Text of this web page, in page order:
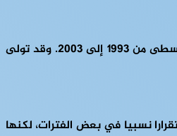
ومن ثم تناول الأستاذ أحمد توم في مداخلته الحديث عن مرحلة حكم الرئيس أنجي فيليكس باتاسيه (1937-2011) وهو أول رئيس منتخب في جمهورية إفريقيا الوسطى من 1993 إلى 2003. وقد تولى
خلال فترة حكمه، شهدت إفريقيا الوسطى استقرارا نسبيا في بعض الفترات، لكنها